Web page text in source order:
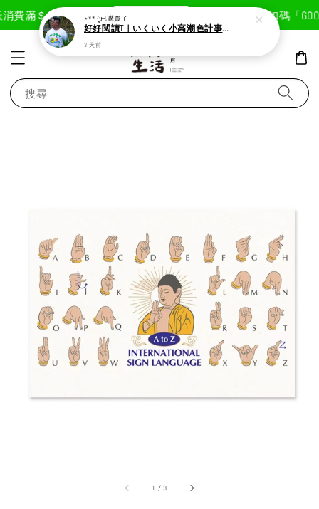
費滿＄1800免運費 現在去購物！ 首次註冊輸入折扣碼「
搜尋
1 /3
⋆** ༘已購買了
好好閱讀T｜いくいく小高潮色計事務所X好好生活書店聯名款
3 天前